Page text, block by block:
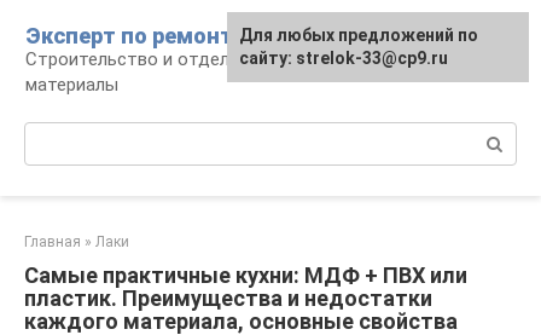
контенту
Эксперт по ремонту
Строительство и отделка: работы и
материалы
Главная » Лаки
Самые практичные кухни: МДФ + ПВХ или
пластик. Преимущества и недостатки
каждого материала, основные свойства
Для любых предложений по
сайту: strelok-33@cp9.ru
Для любых предложений по
сайту: strelok-33@cp9.ru